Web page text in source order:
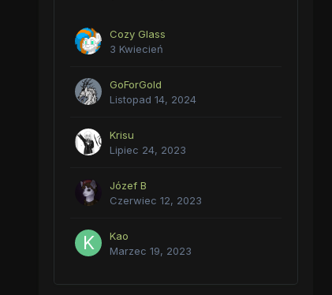
Cozy Glass
3 Kwiecień
GoForGold
Listopad 14, 2024
Krisu
Lipiec 24, 2023
Józef B
Czerwiec 12, 2023
Kao
Marzec 19, 2023